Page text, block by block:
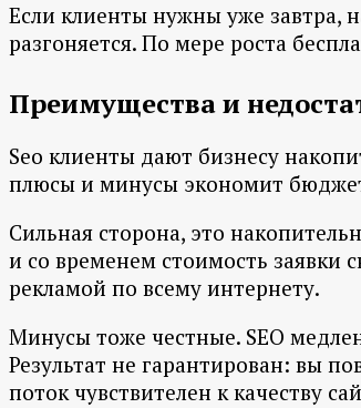
Если клиенты нужны уже завтра,
разгоняется. По мере роста
Преимущества и
Seo клиенты дают бизнесу
плюсы и минусы экономит
Сильная сторона, это
и со временем стоимость заявки
рекламой по всему интернету.
Минусы тоже честные. SEO
Результат не гарантирован: вы
поток чувствителен к качеству